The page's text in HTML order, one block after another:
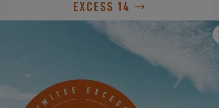
EXCESS 14
JE M'INSCRIS